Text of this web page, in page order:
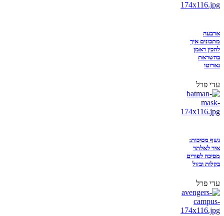
ארבעה
מתכונים איך
להכין ראמן
בהשראת
נארוטו
עדי פרל
נשף מסיכות:
איך לאלתר
מסיכה לפורים
בקלות ובזול
עדי פרל